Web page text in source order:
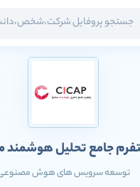
جامع تحلیل هوشمند
توسعه سرویس های هوش